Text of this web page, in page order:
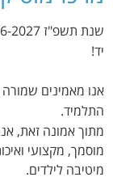
יד!
אנו מאמינים
התלמיד.
מתוך אמונה זאת,
מוסמך, מקצועי
מיטיבה לילדים.